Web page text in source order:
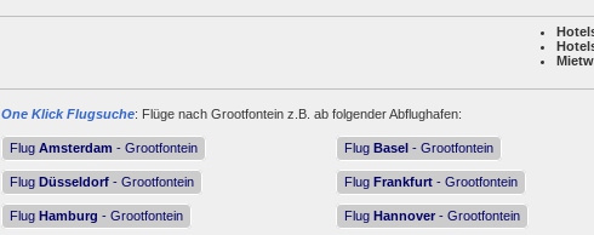
One Klick Flugsuche: Flüge nach Grootfontein z.B. ab folgender Abflughafen:
Flug Amsterdam - Grootfontein Flug Basel - Grootfontein
Flug Düsseldorf - Grootfontein Flug Frankfurt - Grootfontein
Flug Hamburg - Grootfontein Flug Hannover - Grootfontein